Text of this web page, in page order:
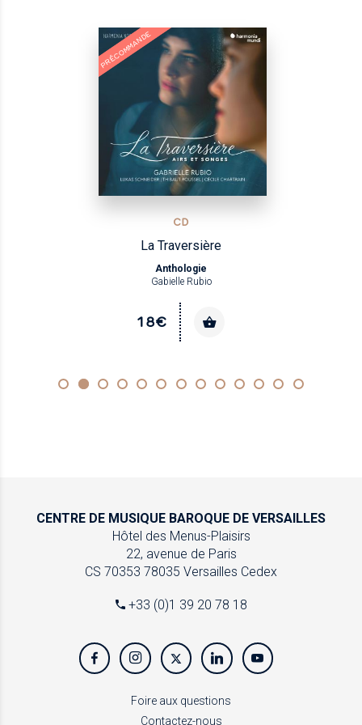
NOUVEAU
PRÉCOMMANDE
CD
La Traversière
Anthologie
Gabielle Rubio
18€
CENTRE DE MUSIQUE BAROQUE DE VERSAILLES
Hôtel des Menus-Plaisirs
22, avenue de Paris
CS 70353 78035 Versailles Cedex
+33 (0)1 39 20 78 18
Foire aux questions
Contactez-nous